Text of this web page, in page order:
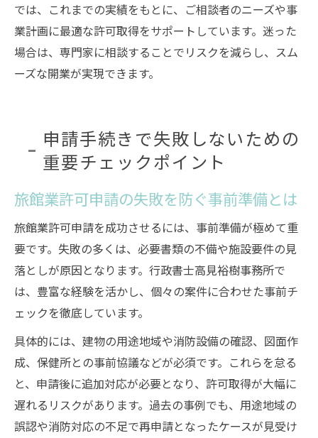
では、これまでの実績をもとに、ご相談者のニーズや事
業計画に最適な許可取得をサポートしています。迷った
場合は、専門家に相談することでリスクを減らし、スム
ーズな開業が実現できます。
申請手続きで失敗しないための
重要チェックポイント
旅館業許可申請の失敗を防ぐ事前準備とは
旅館業許可申請を成功させるには、事前準備が極めて重
要です。失敗の多くは、必要書類の不備や施設要件の見
落としが原因となります。行政書士高見裕樹事務所で
は、豊富な経験を活かし、個々の案件に合わせた事前チ
ェックを徹底しています。
具体的には、建物の用途地域や消防設備の確認、図面作
成、保健所との事前協議などが必須です。これらを怠る
と、申請後に追加対応が必要となり、許可取得が大幅に
遅れるリスクがあります。過去の事例でも、用途地域の
誤認や消防対応の不足で再申請となったケースが見受け